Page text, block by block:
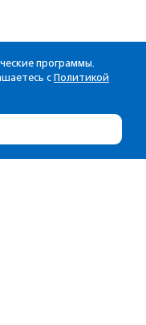
программы.
с Политикой